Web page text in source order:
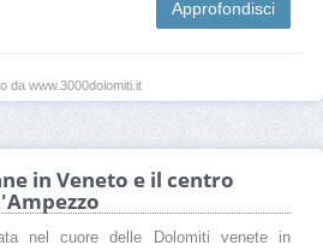
Approfondisci
da www.3000dolomiti.it
in Veneto e il centro
nel cuore delle Dolomiti venete in